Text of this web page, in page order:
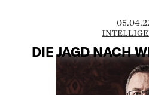
DIE JAGD NACH